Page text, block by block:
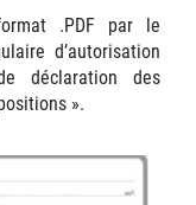
.PDF par le
d’autorisation
déclaration des
».